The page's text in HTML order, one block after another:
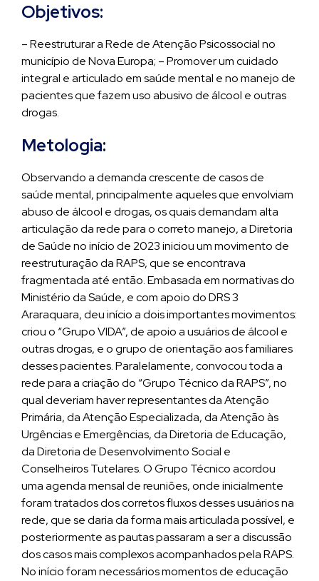
Objetivos:
– Reestruturar a Rede de Atenção Psicossocial no
município de Nova Europa; – Promover um cuidado
integral e articulado em saúde mental e no manejo de
pacientes que fazem uso abusivo de álcool e outras
drogas.
Metologia:
Observando a demanda crescente de casos de
saúde mental, principalmente aqueles que envolviam
abuso de álcool e drogas, os quais demandam alta
articulação da rede para o correto manejo, a Diretoria
de Saúde no início de 2023 iniciou um movimento de
reestruturação da RAPS, que se encontrava
fragmentada até então. Embasada em normativas do
Ministério da Saúde, e com apoio do DRS 3
Araraquara, deu início a dois importantes movimentos:
criou o “Grupo VIDA”, de apoio a usuários de álcool e
outras drogas, e o grupo de orientação aos familiares
desses pacientes. Paralelamente, convocou toda a
rede para a criação do “Grupo Técnico da RAPS”, no
qual deveriam haver representantes da Atenção
Primária, da Atenção Especializada, da Atenção às
Urgências e Emergências, da Diretoria de Educação,
da Diretoria de Desenvolvimento Social e
Conselheiros Tutelares. O Grupo Técnico acordou
uma agenda mensal de reuniões, onde inicialmente
foram tratados dos corretos fluxos desses usuários na
rede, que se daria da forma mais articulada possível, e
posteriormente as pautas passaram a ser a discussão
dos casos mais complexos acompanhados pela RAPS.
No início foram necessários momentos de educação